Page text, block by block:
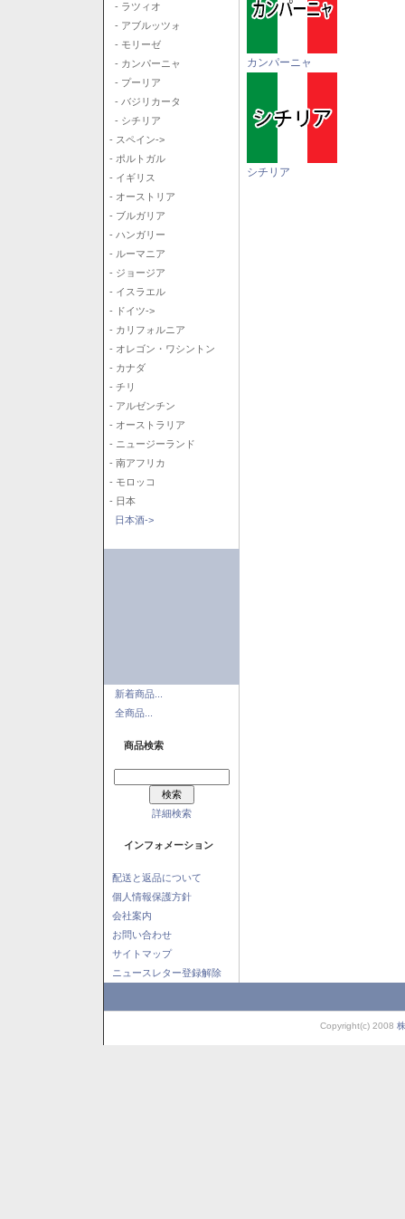
- ラツィオ
- アブルッツォ
- モリーゼ
- カンパーニャ
- プーリア
- バジリカータ
- シチリア
- スペイン->
- ポルトガル
- イギリス
- オーストリア
- ブルガリア
- ハンガリー
- ルーマニア
- ジョージア
- イスラエル
- ドイツ->
- カリフォルニア
- オレゴン・ワシントン
- カナダ
- チリ
- アルゼンチン
- オーストラリア
- ニュージーランド
- 南アフリカ
- モロッコ
- 日本
日本酒->
新着商品...
全商品...
商品検索
詳細検索
インフォメーション
配送と返品について
個人情報保護方針
会社案内
お問い合わせ
サイトマップ
ニュースレター登録解除
カンパーニャ
シチリア
Copyright(c) 2008